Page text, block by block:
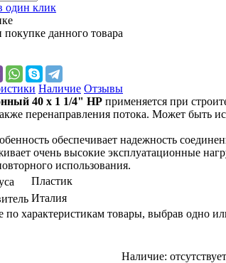
один клик
данного товара
Наличие Отзывы
40 x 1 1/4" НР применяется при
перенаправления потока. Может быть
обеспечивает надежность
очень высокие эксплуатационные
использования.
Пластик
Италия
характеристикам товары, выбрав одно
Наличие: отсутствует